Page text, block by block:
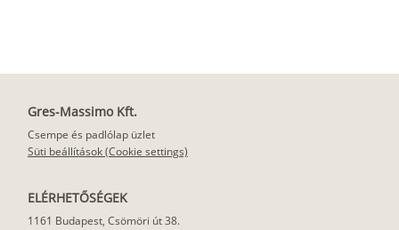
Gres-Massimo Kft.
Csempe és padlólap üzlet
Süti beállítások (Cookie settings)
ELÉRHETŐSÉGEK
1161 Budapest, Csömöri út 38.